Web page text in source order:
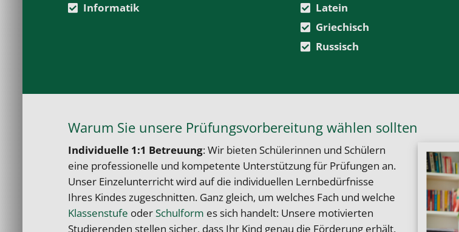
Informatik
Latein
Griechisch
Russisch
Warum Sie unsere Prüfungsvorbereitung wählen sollten
Individuelle 1:1 Betreuung: Wir bieten Schülerinnen und Schülern
eine professionelle und kompetente Unterstützung für Prüfungen an.
Unser Einzelunterricht wird auf die individuellen Lernbedürfnisse
Ihres Kindes zugeschnitten. Ganz gleich, um welches Fach und welche
Klassenstufe oderSchulform es sich handelt: Unsere motivierten
Studierenden stellen sicher, dass Ihr Kind genau die Förderung erhält,